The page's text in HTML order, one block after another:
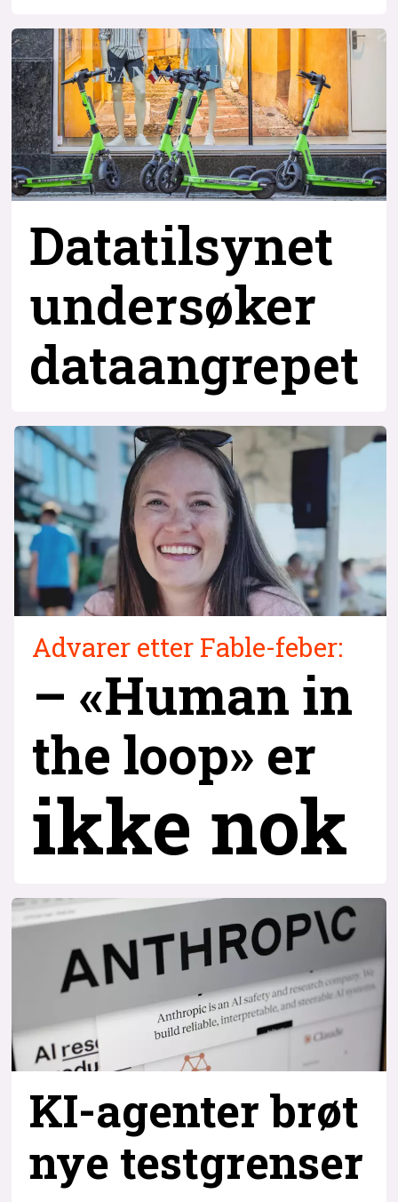
Datatilsynet
undersøker
dataangrepet
Advarer etter Fable-feber:
– «Human in
the loop» er
ikke nok
KI-agenter brøt
nye testgrenser